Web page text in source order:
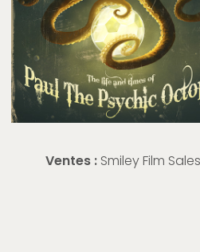
Ventes : Smiley Film